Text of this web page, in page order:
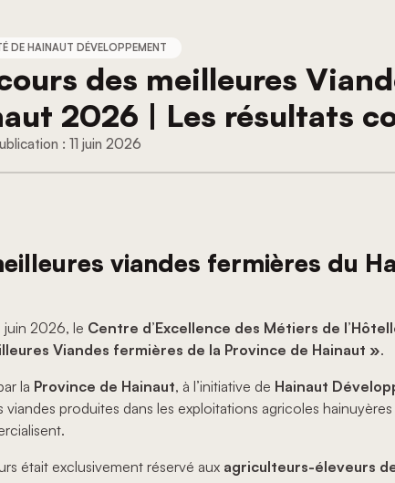
DE HAINAUT DÉVELOPPEMENT
des meilleures
2026 | Les résultats
11 juin 2026
viandes fermières du
juin 2026, le Centre d’Excellence des Métiers de
Viandes fermières de la Province de Hainaut ».
la Province de Hainaut, à l’initiative de Hainaut
viandes produites dans les exploitations agricoles
était exclusivement réservé aux agriculteurs-éleveurs